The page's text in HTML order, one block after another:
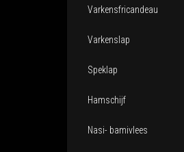
Varkensfricandeau
Varkenslap
Speklap
Hamschijf
Nasi- bamivlees